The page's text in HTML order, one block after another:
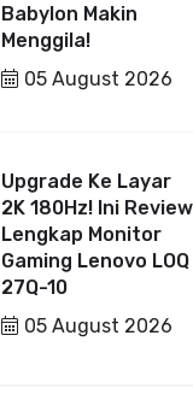
Babylon Makin
Menggila!
05 August 2026
Upgrade Ke Layar
2K 180Hz! Ini Review
Lengkap Monitor
Gaming Lenovo LOQ
27Q-10
05 August 2026